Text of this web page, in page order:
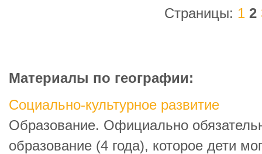
Страницы: 1 2
Материалы по географии:
Социально-культурное развитие
Образование. Официально
образование (4 года), которое дети